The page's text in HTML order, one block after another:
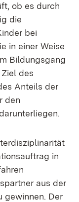
ob es durch
die
bei
in einer Weise
Bildungsgang
des
Anteils der
den
in
aus der
gewinnen. Der